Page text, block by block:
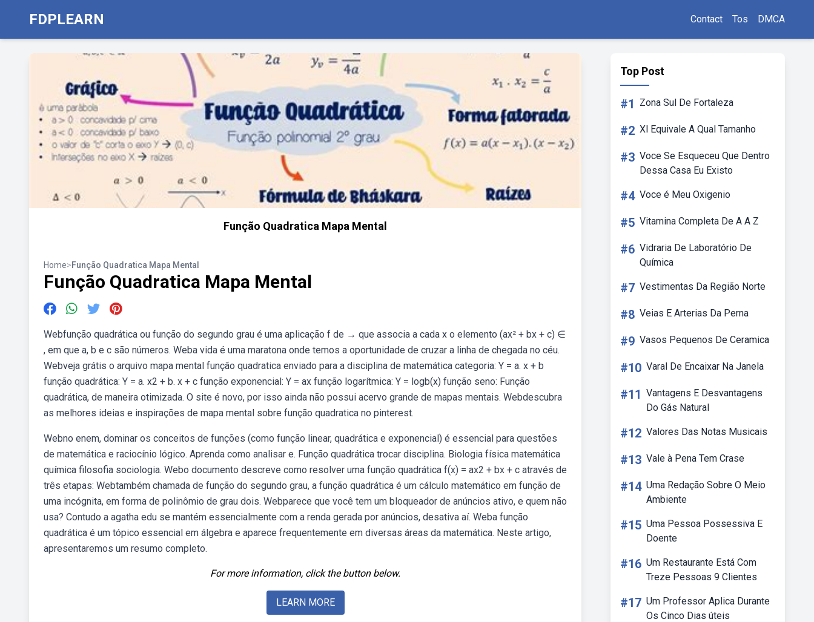
FDPLEARN Contact Tos DMCA
Função Quadratica Mapa Mental
Home>Função Quadratica Mapa Mental
Função Quadratica Mapa Mental
Webfunção quadrática ou função do segundo grau é uma aplicação f de → que associa a cada x o elemento (ax² + bx + c) ∈
, em que a, b e c são números. Weba vida é uma maratona onde temos a oportunidade de cruzar a linha de chegada no céu.
Webveja grátis o arquivo mapa mental função quadratica enviado para a disciplina de matemática categoria: Y = a. x + b
função quadrática: Y = a. x2 + b. x + c função exponencial: Y = ax função logarítmica: Y = logb(x) função seno: Função
quadrática, de maneira otimizada. O site é novo, por isso ainda não possui acervo grande de mapas mentais. Webdescubra
as melhores ideias e inspirações de mapa mental sobre função quadratica no pinterest.
Webno enem, dominar os conceitos de funções (como função linear, quadrática e exponencial) é essencial para questões
de matemática e raciocínio lógico. Aprenda como analisar e. Função quadrática trocar disciplina. Biologia física matemática
química filosofia sociologia. Webo documento descreve como resolver uma função quadrática f(x) = ax2 + bx + c através de
três etapas: Webtambém chamada de função do segundo grau, a função quadrática é um cálculo matemático em função de
uma incógnita, em forma de polinômio de grau dois. Webparece que você tem um bloqueador de anúncios ativo, e quem não
usa? Contudo a agatha edu se mantém essencialmente com a renda gerada por anúncios, desativa aí. Weba função
quadrática é um tópico essencial em álgebra e aparece frequentemente em diversas áreas da matemática. Neste artigo,
apresentaremos um resumo completo.
For more information, click the button below.
LEARN MORE
Top Post
#1 Zona Sul De Fortaleza
#2 Xl Equivale A Qual Tamanho
#3 Voce Se Esqueceu Que Dentro
Dessa Casa Eu Existo
#4 Voce é Meu Oxigenio
#5 Vitamina Completa De A A Z
#6 Vidraria De Laboratório De
Química
#7 Vestimentas Da Região Norte
#8 Veias E Arterias Da Perna
#9 Vasos Pequenos De Ceramica
#10 Varal De Encaixar Na Janela
#11 Vantagens E Desvantagens
Do Gás Natural
#12 Valores Das Notas Musicais
#13 Vale à Pena Tem Crase
#14 Uma Redação Sobre O Meio
Ambiente
#15 Uma Pessoa Possessiva E
Doente
#16 Um Restaurante Está Com
Treze Pessoas 9 Clientes
#17 Um Professor Aplica Durante
Os Cinco Dias úteis